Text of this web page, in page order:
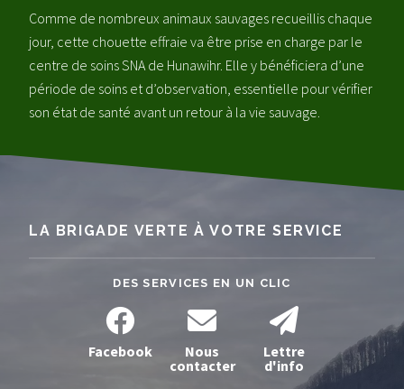
Comme de nombreux animaux sauvages recueillis chaque
jour, cette chouette effraie va être prise en charge par le
centre de soins SNA de Hunawihr. Elle y bénéficiera d’une
période de soins et d’observation, essentielle pour vérifier
son état de santé avant un retour à la vie sauvage.
LA BRIGADE VERTE À VOTRE SERVICE
DES SERVICES EN UN CLIC
Facebook
Nous
contacter
Lettre
d'info